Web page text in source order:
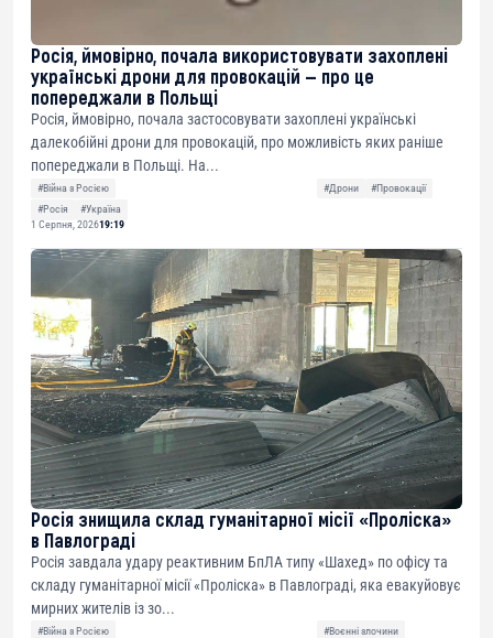
Росія, ймовірно, почала використовувати захоплені
українські дрони для провокацій — про це
попереджали в Польщі
Росія, ймовірно, почала застосовувати захоплені українські
далекобійні дрони для провокацій, про можливість яких раніше
попереджали в Польщі. На...
#Війна з Росією #Дрони
#Провокації
#Росія
#Україна
1 Серпня, 202619:19
Росія знищила склад гуманітарної місії «Проліска»
в Павлограді
Росія завдала удару реактивним БпЛА типу «Шахед» по офісу та
складу гуманітарної місії «Проліска» в Павлограді, яка евакуйовує
мирних жителів із зо...
#Війна з Росією
#Воєнні злочини